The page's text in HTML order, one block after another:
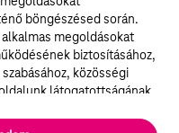
böngészésed során.
megoldásokat
biztosításához,
közösségi
látogatottságának
és nem lehet